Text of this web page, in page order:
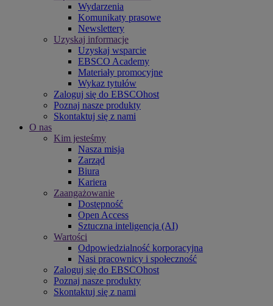
Wydarzenia
Komunikaty prasowe
Newslettery
Uzyskaj informacje
Uzyskaj wsparcie
EBSCO Academy
Materiały promocyjne
Wykaz tytułów
Zaloguj się do EBSCOhost
Poznaj nasze produkty
Skontaktuj się z nami
O nas
Kim jesteśmy
Nasza misja
Zarząd
Biura
Kariera
Zaangażowanie
Dostępność
Open Access
Sztuczna inteligencja (AI)
Wartości
Odpowiedzialność korporacyjna
Nasi pracownicy i społeczność
Zaloguj się do EBSCOhost
Poznaj nasze produkty
Skontaktuj się z nami